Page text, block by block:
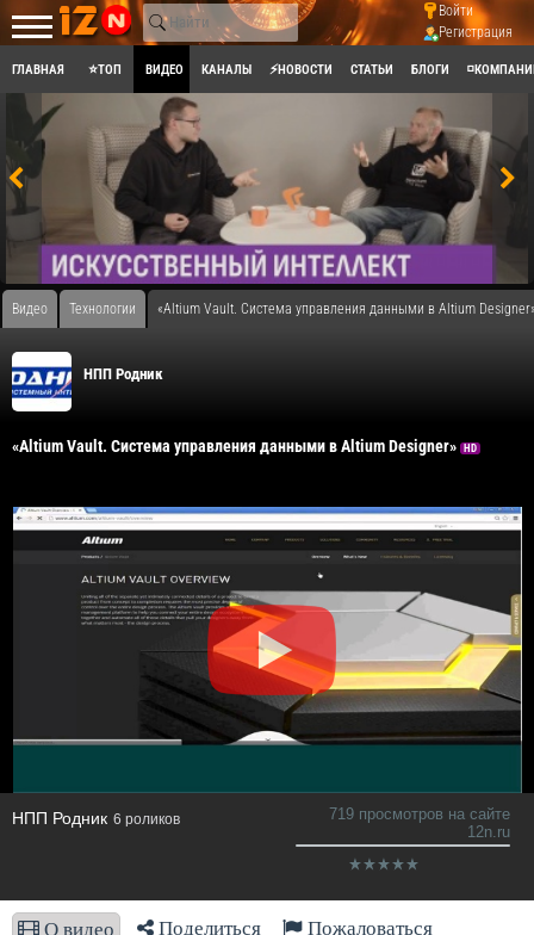
Войти
Регистрация
ГЛАВНАЯ ⭐ТОП ВИДЕО КАНАЛЫ ⚡НОВОСТИ СТАТЬИ БЛОГИ
Видео Технологии «Altium Vault. Система управления данными в Altium
НПП Родник
«Altium Vault. Система управления данными в Altium Designer» HD
НПП Родник 6 роликов
719 просмотров на сайте
12n.ru
О видео Поделиться Пожаловаться